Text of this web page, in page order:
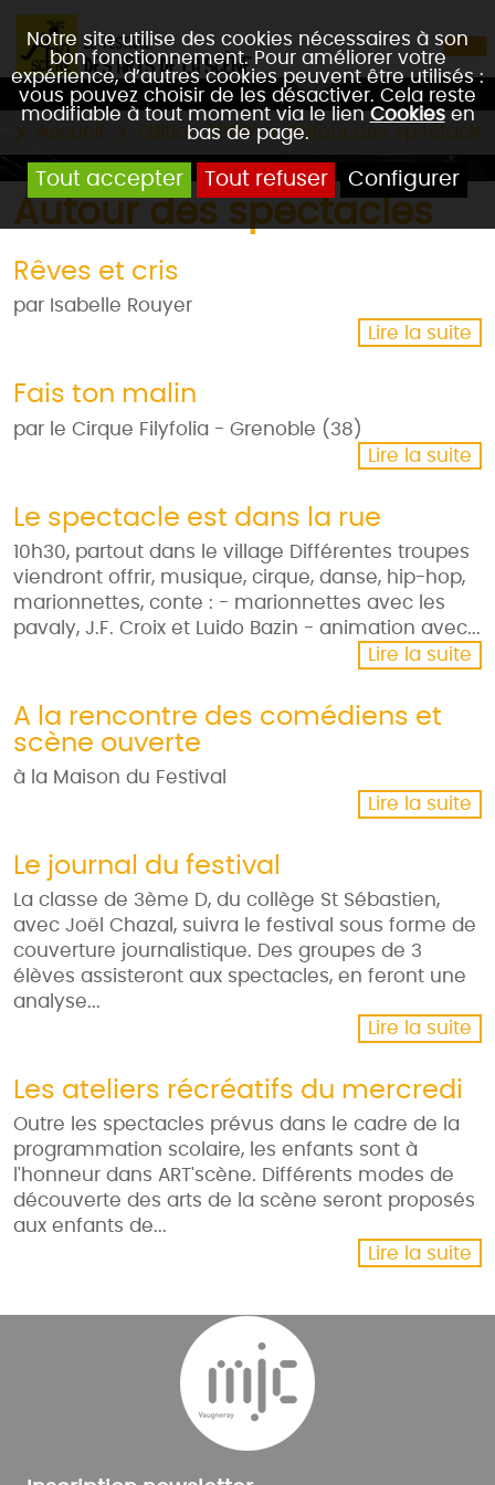
Notre site utilise des cookies nécessaires à son
bon fonctionnement. Pour améliorer votre
expérience, d’autres cookies peuvent être utilisés :
vous pouvez choisir de les désactiver. Cela reste
modifiable à tout moment via le lienCookiesen
bas de page.
Tout accepter Tout refuser Configurer
Accueil Edition 2000 Autour des spectacles
Autour des spectacles
Rêves et cris
par Isabelle Rouyer
Lire la suite
Fais ton malin
par le Cirque Filyfolia - Grenoble (38)
Lire la suite
Le spectacle est dans la rue
10h30, partout dans le village Différentes troupes
viendront offrir, musique, cirque, danse, hip-hop,
marionnettes, conte : - marionnettes avec les
pavaly, J.F. Croix et Luido Bazin - animation avec...
Lire la suite
A la rencontre des comédiens et
scène ouverte
à la Maison du Festival
Lire la suite
Le journal du festival
La classe de 3ème D, du collège St Sébastien,
avec Joël Chazal, suivra le festival sous forme de
couverture journalistique. Des groupes de 3
élèves assisteront aux spectacles, en feront une
analyse...
Lire la suite
Les ateliers récréatifs du mercredi
Outre les spectacles prévus dans le cadre de la
programmation scolaire, les enfants sont à
l'honneur dans ART'scène. Différents modes de
découverte des arts de la scène seront proposés
aux enfants de...
Lire la suite